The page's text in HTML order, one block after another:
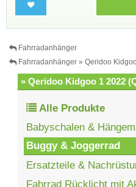
Fahrradanhänger
Fahrradanhänger » Qeridoo
» Qeridoo Kidgoo 1 2022
Alle Produkte
Babyschalen &
Buggy & Joggerrad
Ersatzteile &
Fahrrad Rücklicht mit